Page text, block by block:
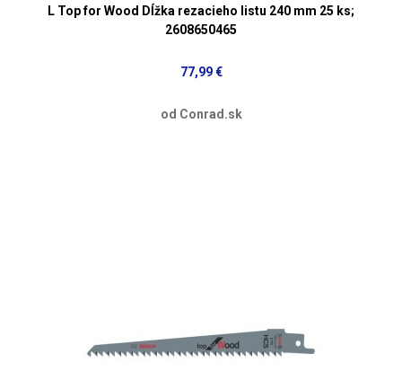
L Top for Wood Dĺžka rezacieho listu 240 mm 25 ks;
2608650465
77,99 €
od Conrad.sk